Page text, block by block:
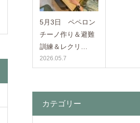
5月3日 ペペロン
チーノ作り＆避難
訓練＆レクリ…
2026.05.7
カテゴリー